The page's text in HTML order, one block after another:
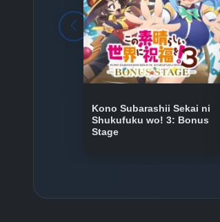
Kono Subarashii Sekai ni
Shukufuku wo! 3: Bonus
Stage